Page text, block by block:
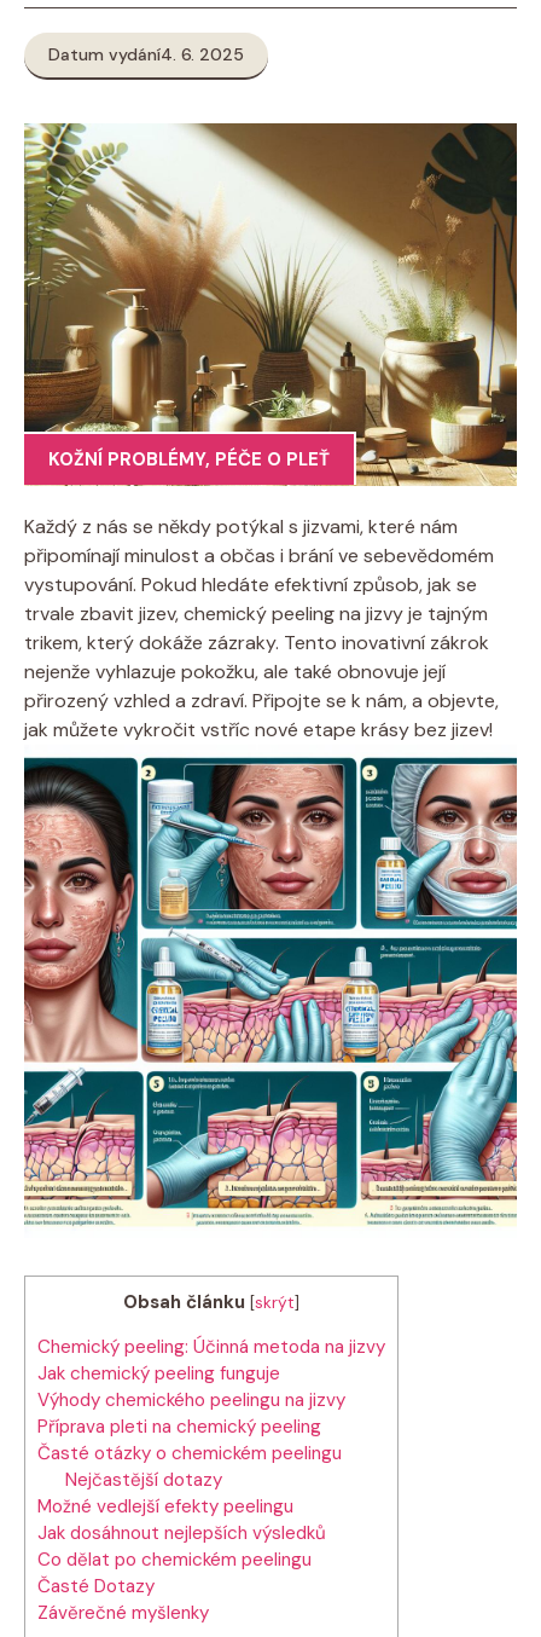
Datum vydání4. 6. 2025
KOŽNÍ PROBLÉMY, PÉČE O PLEŤ
Každý z nás se někdy potýkal s jizvami, které nám
připomínají minulost a občas i brání ve sebevědomém
vystupování. Pokud hledáte efektivní způsob, jak se
trvale zbavit jizev, chemický peeling na jizvy je tajným
trikem, který dokáže zázraky. Tento inovativní zákrok
nejenže vyhlazuje pokožku, ale také obnovuje její
přirozený vzhled a zdraví. Připojte se k nám, a objevte,
jak můžete vykročit vstříc nové etape krásy bez jizev!
Obsah článku [skrýt]
Chemický peeling: Účinná metoda na jizvy
Jak chemický peeling funguje
Výhody chemického peelingu na jizvy
Příprava pleti na chemický peeling
Časté otázky o chemickém peelingu
Nejčastější dotazy
Možné vedlejší efekty peelingu
Jak dosáhnout nejlepších výsledků
Co dělat po chemickém peelingu
Časté Dotazy
Závěrečné myšlenky